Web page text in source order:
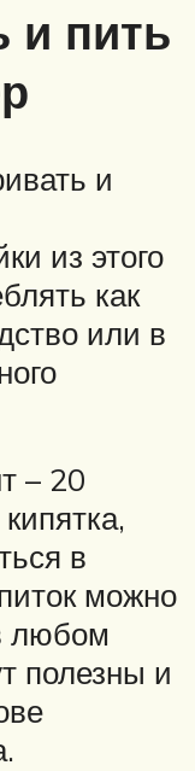
и пить
и
из этого
как
или в
– 20
в
можно
любом
полезны и